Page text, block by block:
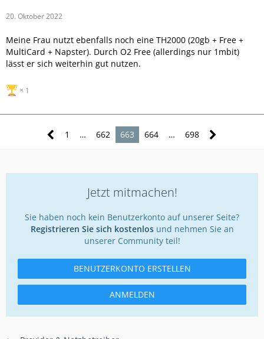
20. Oktober 2022
Meine Frau nutzt ebenfalls noch eine TH2000 (20gb + Free +
MultiCard + Napster). Durch O2 Free (allerdings nur 1mbit)
lässt er sich weiterhin gut nutzen.
1
1 … 662 663 664 … 698
Jetzt mitmachen!
Sie haben noch kein Benutzerkonto auf unserer Seite?
Registrieren Sie sich kostenlosund nehmen Sie an
unserer Community teil!
BENUTZERKONTO ERSTELLEN
ANMELDEN